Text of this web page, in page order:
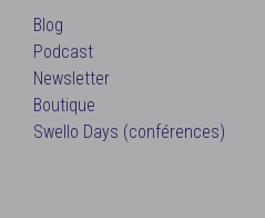
Blog
Podcast
Newsletter
Boutique
Swello Days (conférences)